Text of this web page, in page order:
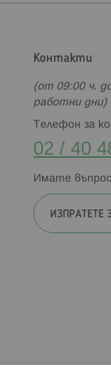
Контакти
(от 09:00 ч.
работни дни)
Телефон за
02 / 40
Имате
ИЗПРАТЕТЕ